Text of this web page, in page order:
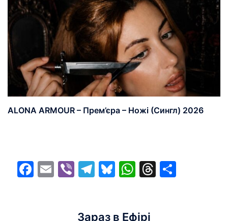
ALONA ARMOUR – Прем’єра – Ножі (Сингл) 2026
Facebook
EmailViberTelegram
Bluesky
WhatsApp
Threads
Зараз в Ефірі